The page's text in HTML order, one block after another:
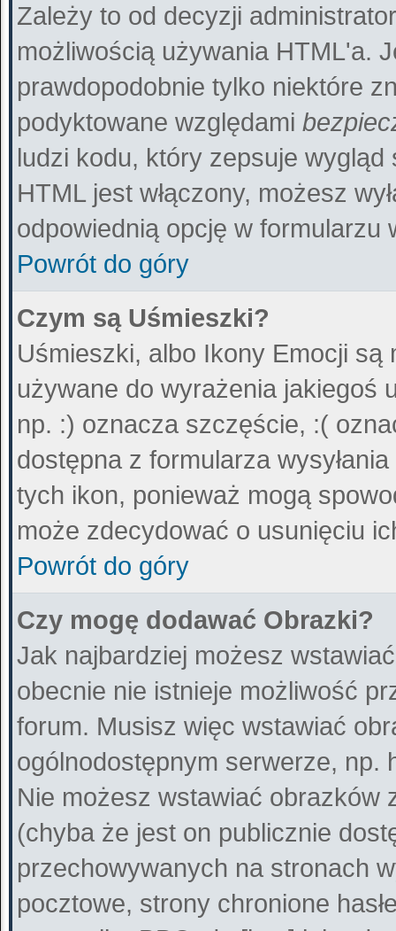
Zależy to od decyzji
możliwością używania HTML'a.
prawdopodobnie tylko niektóre
podyktowane względami
ludzi kodu, który zepsuje wygląd
HTML jest włączony, możesz
odpowiednią opcję w formularzu
Powrót do góry
Czym są Uśmieszki?
Uśmieszki, albo Ikony Emocji są
używane do wyrażenia jakiegoś
np. :) oznacza szczęście, :(
dostępna z formularza
tych ikon, ponieważ mogą
może zdecydować o usunięciu
Powrót do góry
Czy mogę dodawać Obrazki?
Jak najbardziej możesz
obecnie nie istnieje możliwość
forum. Musisz więc wstawiać
ogólnodostępnym serwerze, np.
Nie możesz wstawiać obrazków
(chyba że jest on publicznie
przechowywanych na stronach
pocztowe, strony chronione